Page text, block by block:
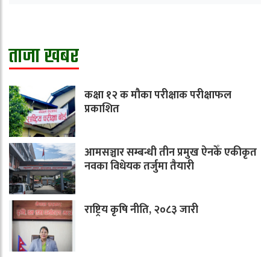
ताजा खबर
कक्षा १२ क मौका परीक्षाक परीक्षाफल
प्रकाशित
आमसञ्चार सम्बन्धी तीन प्रमुख ऐनकेँ एकीकृत
नवका विधेयक तर्जुमा तैयारी
राष्ट्रिय कृषि नीति, २०८३ जारी